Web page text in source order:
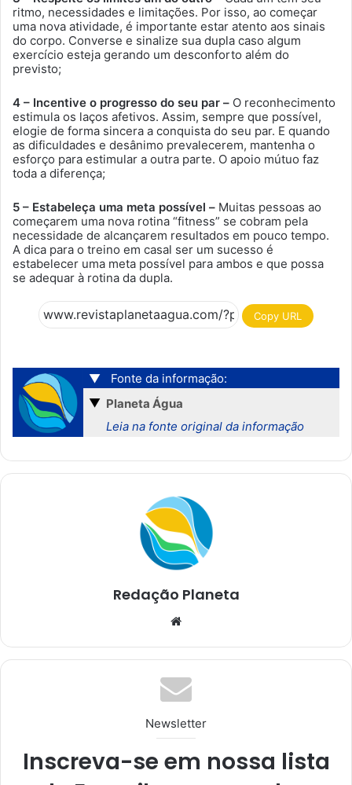
ritmo, necessidades e limitações. Por isso, ao começar
uma nova atividade, é importante estar atento aos sinais
do corpo. Converse e sinalize sua dupla caso algum
exercício esteja gerando um desconforto além do
previsto;
4 – Incentive o progresso do seu par – O reconhecimento
estimula os laços afetivos. Assim, sempre que possível,
elogie de forma sincera a conquista do seu par. E quando
as dificuldades e desânimo prevalecerem, mantenha o
esforço para estimular a outra parte. O apoio mútuo faz
toda a diferença;
5 – Estabeleça uma meta possível – Muitas pessoas ao
começarem uma nova rotina “fitness” se cobram pela
necessidade de alcançarem resultados em pouco tempo.
A dica para o treino em casal ser um sucesso é
estabelecer uma meta possível para ambos e que possa
se adequar à rotina da dupla.
Copy URL
▼
Fonte da informação:
▼ Planeta Água
Leia na fonte original da informação
Redação Planeta
te
Newsletter
Inscreva-se em nossa lista